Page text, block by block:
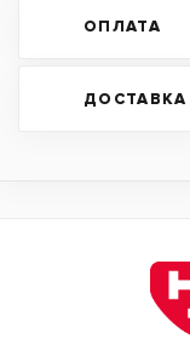
ОПЛАТА
ДОСТАВКА